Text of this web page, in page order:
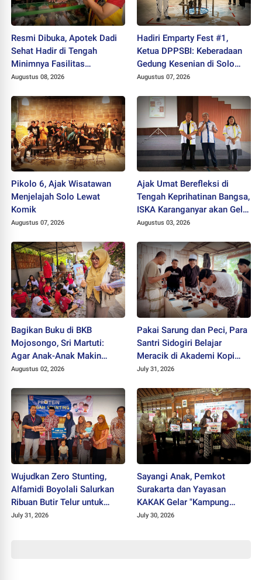
Resmi Dibuka, Apotek Dadi
Sehat Hadir di Tengah
Minimnya Fasilitas
Kesehatan Kawasan Jeruk
Augustus 08, 2026
Hadiri Emparty Fest #1,
Ketua DPPSBI: Keberadaan
Gedung Kesenian di Solo
Sangat Mendesak
Augustus 07, 2026
Pikolo 6, Ajak Wisatawan
Menjelajah Solo Lewat
Komik
Augustus 07, 2026
Ajak Umat Berefleksi di
Tengah Keprihatinan Bangsa,
ISKA Karanganyar akan Gelar
"Mlampah Ziarah"
Augustus 03, 2026
Bagikan Buku di BKB
Mojosongo, Sri Martuti:
Agar Anak-Anak Makin
Kreatif
Augustus 02, 2026
Pakai Sarung dan Peci, Para
Santri Sidogiri Belajar
Meracik di Akademi Kopi
Santri
July 31, 2026
Wujudkan Zero Stunting,
Alfamidi Boyolali Salurkan
Ribuan Butir Telur untuk
Balita Sleman
July 31, 2026
Sayangi Anak, Pemkot
Surakarta dan Yayasan
KAKAK Gelar "Kampung
Keren Tanpa Rokok Award
July 30, 2026